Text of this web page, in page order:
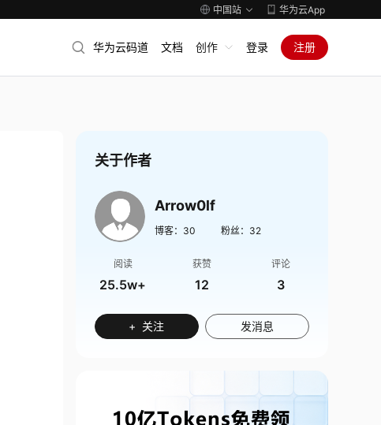
中国站 华为云App
华为云码道 文档 创作 登录 注册
关于作者
Arrow0lf
博客： 30 粉丝： 32
阅读
25.5w+
获赞
12
评论
3
+ 关注 发消息